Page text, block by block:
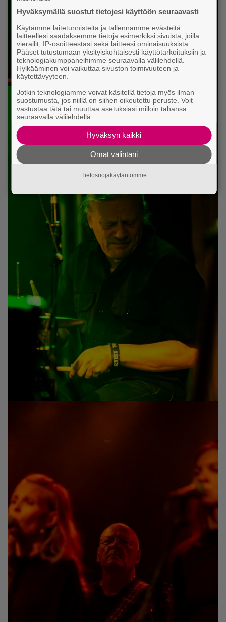
Hyväksymällä suostut tietojesi käyttöön seuraavasti
Käytämme laitetunnisteita ja tallennamme evästeitä
laitteellesi saadaksemme tietoja esimerkiksi sivuista, joilla
vierailit, IP-osoitteestasi sekä laitteesi ominaisuuksista.
Pääset tutustumaan yksityiskohtaisesti käyttötarkoituksiin ja
teknologiakumppaneihimme seuraavalla välilehdellä.
Hylkääminen voi vaikuttaa sivuston toimivuuteen ja
käytettävyyteen.
Jotkin teknologiamme voivat käsitellä tietoja myös ilman
suostumusta, jos niillä on siihen oikeutettu peruste. Voit
vastustaa tätä tai muuttaa asetuksiasi milloin tahansa
seuraavalla välilehdellä.
Hyväksyn kaikki
Omat valintani
Tietosuojakäytäntömme